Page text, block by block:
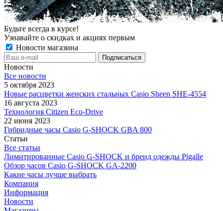
Будьте всегда в курсе!
Узнавайте о скидках и акциях первым
Новости магазина
Новости
Все новости
5 октября 2023
Новые расцветки женских стальных Casio Sheen SHE-4554
16 августа 2023
Технология Citizen Eco-Drive
22 июня 2023
Гибридные часы Casio G-SHOCK GBA 800
Статьи
Все статьи
Лимитированные Casio G-SHOCK и бренд одежды Pigalle
Обзор часов Casio G-SHOCK GA-2200
Какие часы лучше выбрать
Компания
Информация
Новости